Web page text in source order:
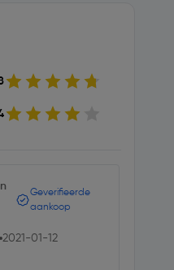
Geverifieerde
aankoop
2021-01-12